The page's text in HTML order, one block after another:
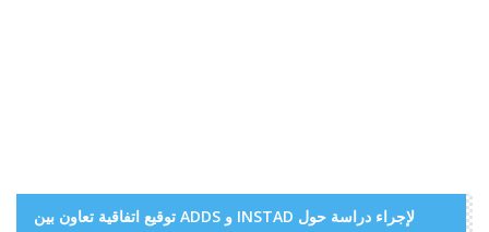
توقيع اتفاقية تعاون بين ADDS و INSTAD لإجراء دراسة حول